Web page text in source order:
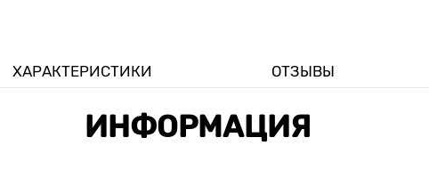
ХАРАКТЕРИСТИКИ ОТЗЫВЫ
ИНФОРМАЦИЯ